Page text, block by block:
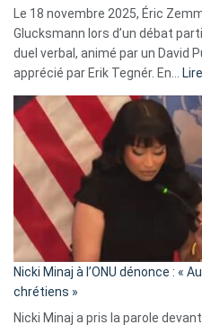
Le 18 novembre 2025, Éric
Glucksmann lors d’un débat
duel verbal, animé par un David
apprécié par Erik Tegnér. En…
Nicki Minaj à l’ONU dénonce : «
chrétiens »
Nicki Minaj a pris la parole